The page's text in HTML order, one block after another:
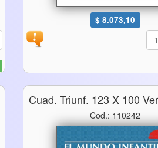
$ 8.073,10
Cuad. Triunf. 123 X 100
Cod.: 110242